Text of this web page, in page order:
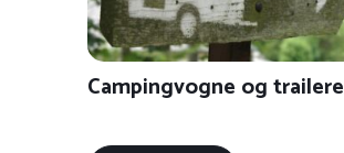
Campingvogne og trailere